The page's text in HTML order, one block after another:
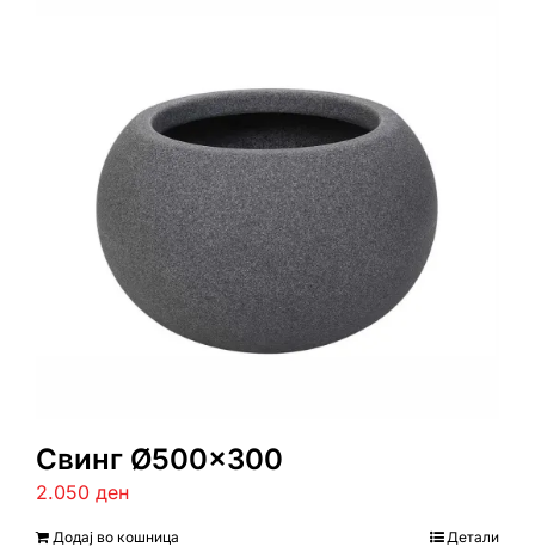
Свинг Ø500×300
2.050 ден
Додај во кошница Детали